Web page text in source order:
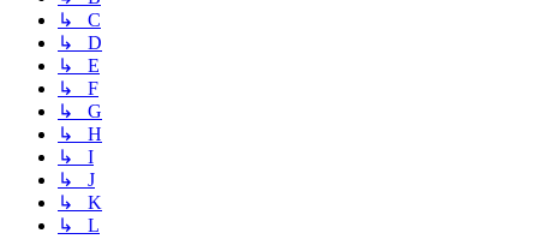
↳ C
↳ D
↳ E
↳ F
↳ G
↳ H
↳ I
↳ J
↳ K
↳ L